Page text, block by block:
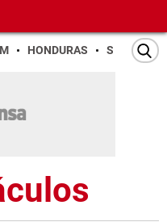
HONDURAS SAN PEDRO